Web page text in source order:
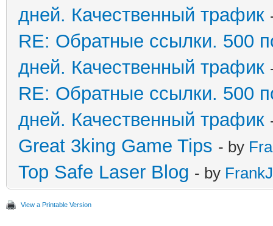
дней. Качественный трафик
RE: Обратные ссылки. 500
дней. Качественный трафик
RE: Обратные ссылки. 500
дней. Качественный трафик
Great 3king Game Tips - by
Top Safe Laser Blog - by
View a Printable Version